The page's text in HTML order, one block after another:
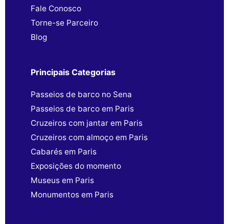
Fale Conosco
Torne-se Parceiro
Blog
Principais Categorias
Passeios de barco no Sena
Passeios de barco em Paris
Cruzeiros com jantar em Paris
Cruzeiros com almoço em Paris
Cabarés em Paris
Exposições do momento
Museus em Paris
Monumentos em Paris